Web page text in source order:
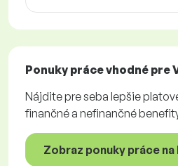
Ponuky prácevhodné pre
Nájdite pre seba lepšie
finančné a nefinančné
Zobraz ponuky práce